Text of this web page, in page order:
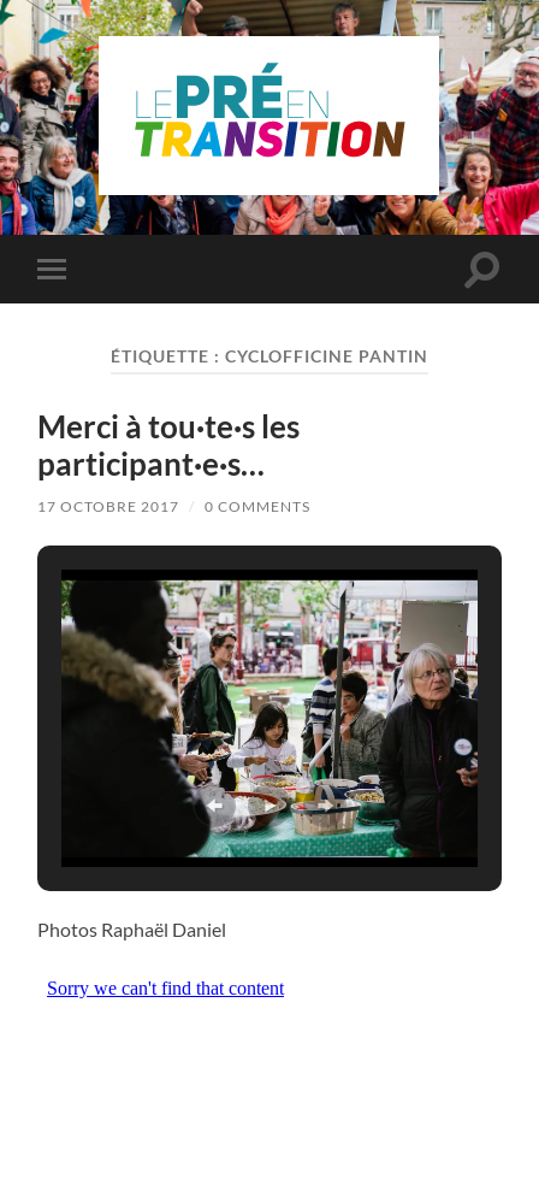
Le
Pré
Saint
Toggle
mobile
Toggle
ÉTIQUETTE : CYCLOFFICINE PANTIN
Merci à tou·te·s les
participant·e·s…
17 OCTOBRE 2017 / 0 COMMENTS
Photos Raphaël Daniel